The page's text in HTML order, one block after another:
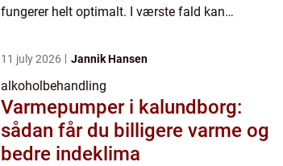
fungerer helt optimalt. I værste fald kan
11 july 2026 Jannik Hansen
alkoholbehandling
Varmepumper i kalundborg:
sådan får du billigere varme og
bedre indeklima